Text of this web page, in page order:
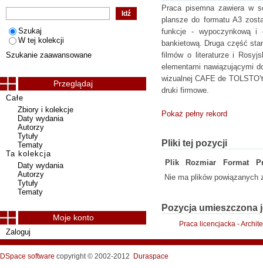
Praca pisemna zawiera w
plansze do formatu A3
funkcje - wypoczynkową i
bankietową. Druga część
filmów o literaturze i
elementami nawiązującymi
wizualnej CAFE de
druki firmowe.
Pokaż pełny rekord
Pliki tej pozycji
Plik Rozmiar Format
Nie ma plików powiązanych
Pozycja
Praca licencjacka -
Szukaj
W tej kolekcji
Szukanie zaawansowane
Przeglądaj
Całe
Zbiory i kolekcje
Daty wydania
Autorzy
Tytuły
Tematy
Ta kolekcja
Daty wydania
Autorzy
Tytuły
Tematy
Moje konto
Zaloguj
DSpace software copyright © 2002-2012 Duraspace